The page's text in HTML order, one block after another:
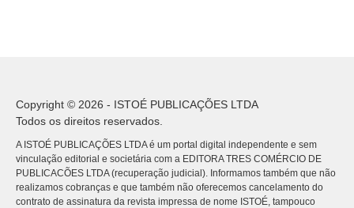
Copyright © 2026 - ISTOÉ PUBLICAÇÕES LTDA
Todos os direitos reservados.
A ISTOÉ PUBLICAÇÕES LTDA é um portal digital independente e sem
vinculação editorial e societária com a EDITORA TRES COMÉRCIO DE
PUBLICACÕES LTDA (recuperação judicial). Informamos também que não
realizamos cobranças e que também não oferecemos cancelamento do
contrato de assinatura da revista impressa de nome ISTOÉ, tampouco